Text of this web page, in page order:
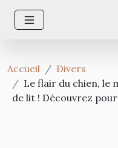
Accueil
Divers
Le flair du chien, le
de lit ! Découvrez